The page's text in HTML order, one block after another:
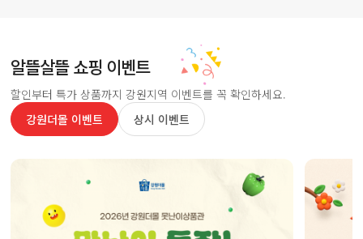
알뜰살뜰 쇼핑 이벤트
할인부터 특가 상품까지 강원지역 이벤트를 꼭 확인하세요.
강원더몰 이벤트
상시 이벤트